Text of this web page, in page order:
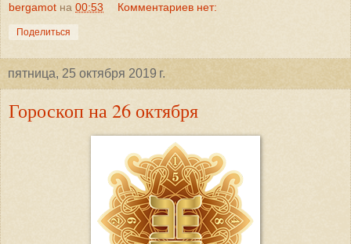
bergamot на 00:53 Комментариев нет:
Поделиться
пятница, 25 октября 2019 г.
Гороскоп на 26 октября